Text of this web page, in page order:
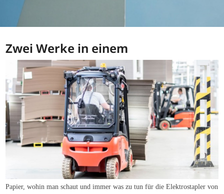
Zwei Werke in einem
Papier, wohin man schaut und immer was zu tun für die Elektrostapler von